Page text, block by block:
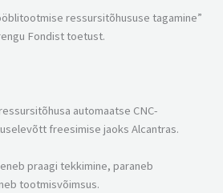
ressursitõhususe tagamine”
Fondist toetust.
automaatse CNC-
freesimise jaoks Alcantras.
praagi tekkimine, paraneb
tootmisvõimsus.